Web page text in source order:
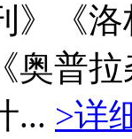
》《
奥普
... >详